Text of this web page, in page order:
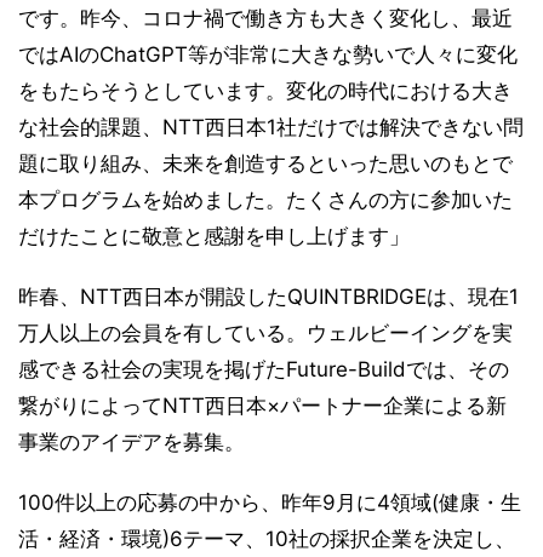
です。昨今、コロナ禍で働き方も大きく変化し、最近
ではAIのChatGPT等が非常に大きな勢いで人々に変化
をもたらそうとしています。変化の時代における大き
な社会的課題、NTT西日本1社だけでは解決できない問
題に取り組み、未来を創造するといった思いのもとで
本プログラムを始めました。たくさんの方に参加いた
だけたことに敬意と感謝を申し上げます」
昨春、NTT西日本が開設したQUINTBRIDGEは、現在1
万人以上の会員を有している。ウェルビーイングを実
感できる社会の実現を掲げたFuture-Buildでは、その
繋がりによってNTT西日本×パートナー企業による新
事業のアイデアを募集。
100件以上の応募の中から、昨年9月に4領域(健康・生
活・経済・環境)6テーマ、10社の採択企業を決定し、